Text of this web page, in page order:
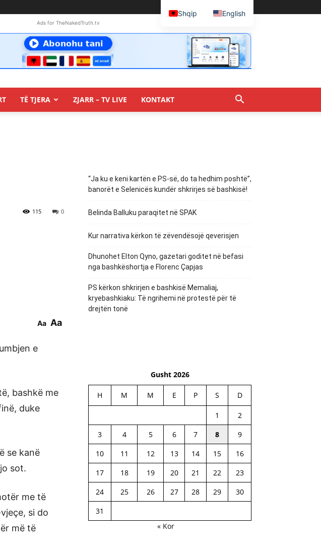
Ads for TheNakedTruth.tv
TË TJERA ZJARR – TV LIVE KONTAKT
0
115
Aa Aa
e
bashkë me
duke
se kanë
sot.
me të
si do
më të
“Ja ku e keni kartën e PS-së, do ta hedhim poshtë”,
banorët e Selenicës kundër shkrirjes së bashkisë!
Belinda Balluku paraqitet në SPAK
Kur narrativa kërkon të zëvendësojë qeverisjen
Dhunohet Elton Qyno, gazetari goditet në befasi
nga bashkëshortja e Florenc Çapjas
PS kërkon shkrirjen e bashkisë Memaliaj,
kryebashkiaku: Të ngrihemi në protestë për të
drejtën tonë
Gusht 2026
H M M E P S D
1
2
3
4 5 6 7 8
9
10
11 12 13 14 15
16
17
18 19 20 21 22
23
24
25 26 27 28 29
30
31
« Kor
Shqip English